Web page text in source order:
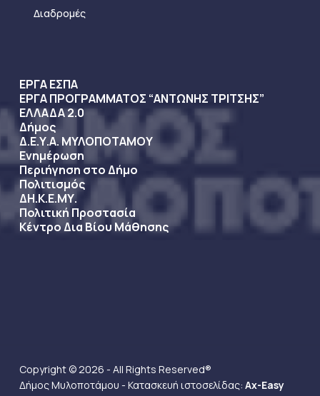
Διαδρομές
ΕΡΓΑ ΕΣΠΑ
ΕΡΓΑ ΠΡΟΓΡΑΜΜΑΤΟΣ “ΑΝΤΩΝΗΣ ΤΡΙΤΣΗΣ”
ΕΛΛΑΔΑ 2.0
Δήμος
Δ.Ε.Υ.Α. ΜΥΛΟΠΟΤΑΜΟΥ
Ενημέρωση
Περιήγηση στο Δήμο
Πολιτισμός
ΔΗ.Κ.Ε.ΜΥ.
Πολιτική Προστασία
Κέντρο Δια Βίου Μάθησης
Copyright © 2026 - All Rights Reserved®
Δήμος Μυλοποτάμου - Κατασκευή ιστοσελίδας: Ax-Easy